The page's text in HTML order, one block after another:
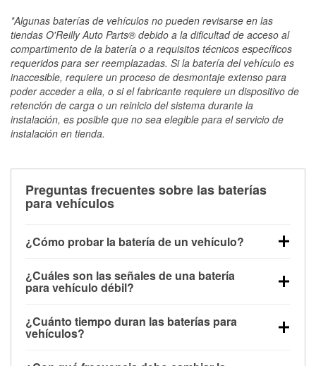
*Algunas baterías de vehículos no pueden revisarse en las
tiendas O'Reilly Auto Parts® debido a la dificultad de acceso al
compartimento de la batería o a requisitos técnicos específicos
requeridos para ser reemplazadas. Si la batería del vehículo es
inaccesible, requiere un proceso de desmontaje extenso para
poder acceder a ella, o si el fabricante requiere un dispositivo de
retención de carga o un reinicio del sistema durante la
instalación, es posible que no sea elegible para el servicio de
instalación en tienda.
Preguntas frecuentes sobre las baterías
para vehículos
¿Cómo probar la batería de un vehículo?
maneras. El método más rápido es utilizar un
multímetro: con el vehículo apagado, conecta los
voltaje: una batería en buen estado y totalmente
cargada debería indicar unos 12.6 voltios. Es
importante saber que las baterías descargadas a
¿Cuáles son las señales de una batería
para vehículo débil?
advertencia. Un arranque lento del motor, faros
tenues, chasquidos al girar la llave o luces de
¿Cuánto tiempo duran las baterías para
vehículos?